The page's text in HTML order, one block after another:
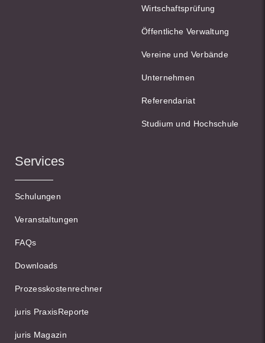
Wirtschaftsprüfung
Öffentliche Verwaltung
Vereine und Verbände
Unternehmen
Referendariat
Studium und Hochschule
Services
Schulungen
Veranstaltungen
FAQs
Downloads
Prozesskostenrechner
juris PraxisReporte
juris Magazin